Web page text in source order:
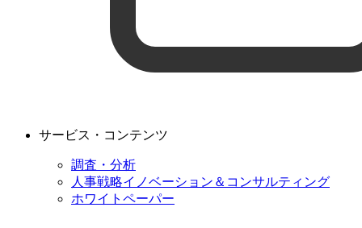
サービス・コンテンツ
調査・分析
人事戦略イノベーション＆コンサルティング
ホワイトペーパー